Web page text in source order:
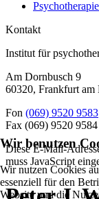
Kontakt
Institut für
Am Dornbusch 9
60320, Frankfurt am
Fon (069) 9520 9583
Fax (069) 9520 9584
Diese E-Mail-
muss JavaScript
Wir benutzen
Wir nutzen Cookies
essenziell für den
Website und die